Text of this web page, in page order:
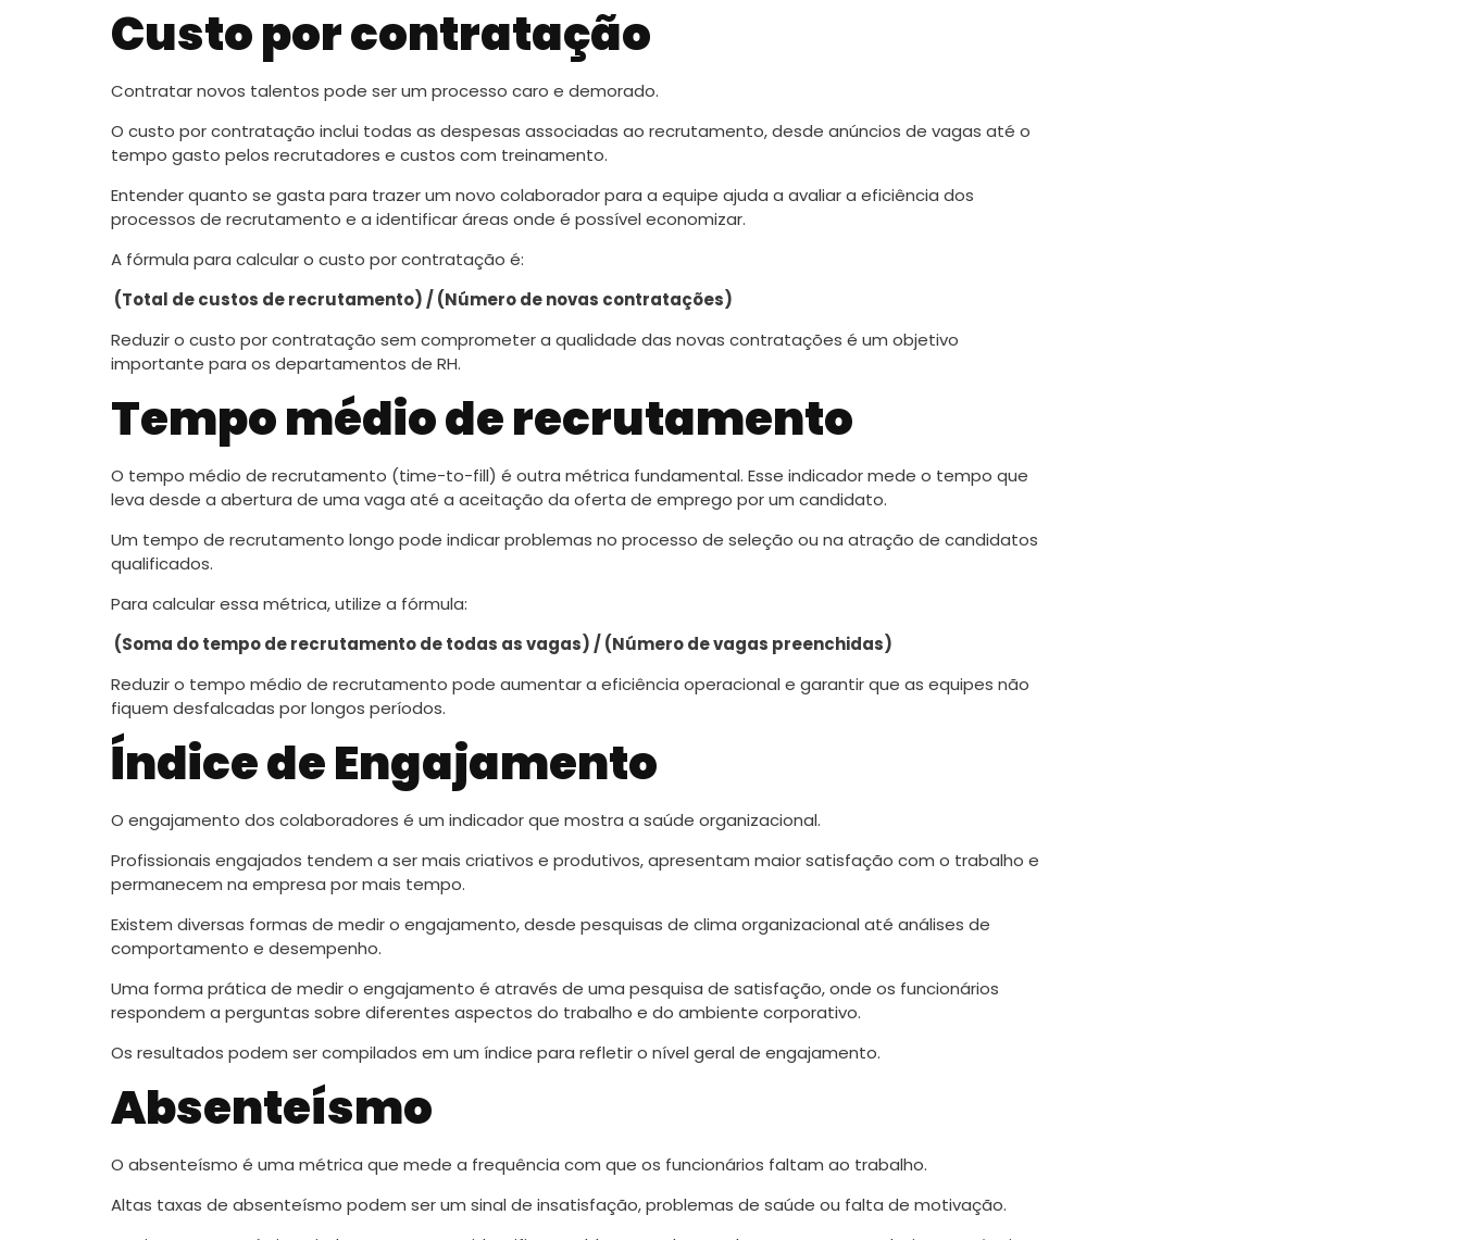
Custo por contratação
Contratar novos talentos pode ser um processo caro e demorado.
O custo por contratação inclui todas as despesas associadas ao recrutamento, desde anúncios de vagas até o
tempo gasto pelos recrutadores e custos com treinamento.
Entender quanto se gasta para trazer um novo colaborador para a equipe ajuda a avaliar a eficiência dos
processos de recrutamento e a identificar áreas onde é possível economizar.
A fórmula para calcular o custo por contratação é:
(Total de custos de recrutamento) / (Número de novas contratações)
Reduzir o custo por contratação sem comprometer a qualidade das novas contratações é um objetivo
importante para os departamentos de RH.
Tempo médio de recrutamento
O tempo médio de recrutamento (time-to-fill) é outra métrica fundamental. Esse indicador mede o tempo que
leva desde a abertura de uma vaga até a aceitação da oferta de emprego por um candidato.
Um tempo de recrutamento longo pode indicar problemas no processo de seleção ou na atração de candidatos
qualificados.
Para calcular essa métrica, utilize a fórmula:
(Soma do tempo de recrutamento de todas as vagas) / (Número de vagas preenchidas)
Reduzir o tempo médio de recrutamento pode aumentar a eficiência operacional e garantir que as equipes não
fiquem desfalcadas por longos períodos.
Índice de Engajamento
O engajamento dos colaboradores é um indicador que mostra a saúde organizacional.
Profissionais engajados tendem a ser mais criativos e produtivos, apresentam maior satisfação com o trabalho e
permanecem na empresa por mais tempo.
Existem diversas formas de medir o engajamento, desde pesquisas de clima organizacional até análises de
comportamento e desempenho.
Uma forma prática de medir o engajamento é através de uma pesquisa de satisfação, onde os funcionários
respondem a perguntas sobre diferentes aspectos do trabalho e do ambiente corporativo.
Os resultados podem ser compilados em um índice para refletir o nível geral de engajamento.
Absenteísmo
O absenteísmo é uma métrica que mede a frequência com que os funcionários faltam ao trabalho.
Altas taxas de absenteísmo podem ser um sinal de insatisfação, problemas de saúde ou falta de motivação.